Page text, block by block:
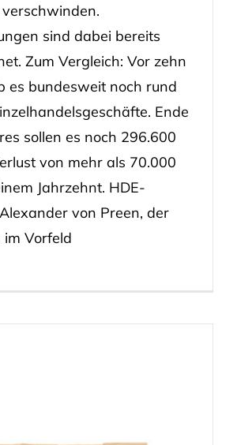
sind dabei bereits
Zum Vergleich: Vor zehn
es bundesweit noch rund
Ende
sollen es noch 296.600
von mehr als 70.000
Jahrzehnt. HDE-
von Preen, der
Vorfeld